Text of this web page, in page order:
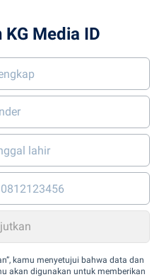
Media ID
kamu menyetujui bahwa data dan
akan digunakan untuk memberikan